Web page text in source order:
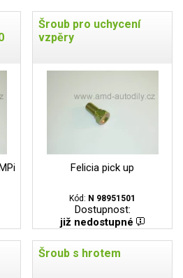
Šroub pro uchycení
vzpěry
Felicia pick up
Kód: N 98951501
Dostupnost:
již nedostupné
Šroub s hrotem